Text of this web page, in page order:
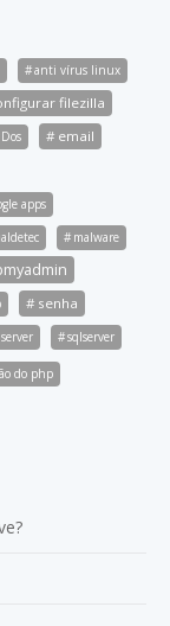
anti vírus linux
filezilla
Dos email
apps
malware
senha
sqlserver
do php